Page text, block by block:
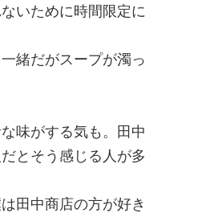
いために時間限定に
緒だがスープが濁っ
味がする気も。田中
とそう感じる人が多
田中商店の方が好き